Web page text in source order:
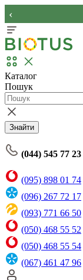
‹
Каталог
Пошук
Знайти
(044) 545 77 23
(095) 898 01 74
(096) 267 72 17
(093) 771 66 50
(050) 468 55 52
(050) 468 55 54
(067) 461 47 96